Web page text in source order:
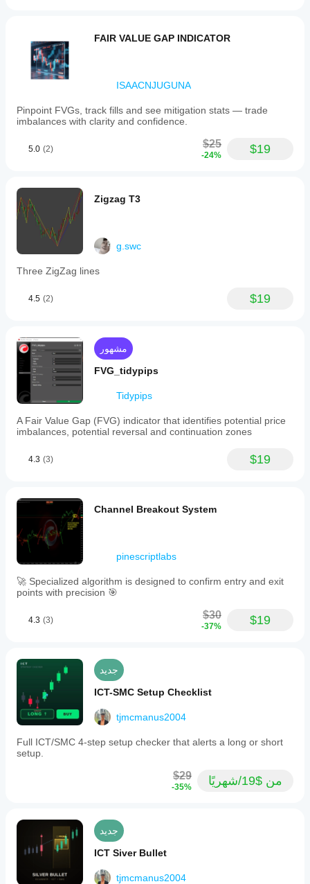
FAIR VALUE GAP INDICATOR
ISAACNJUGUNA
Pinpoint FVGs, track fills and see mitigation stats — trade
imbalances with clarity and confidence.
5.0 (2) $25
-24% $19
Zigzag T3
g.swc
Three ZigZag lines
4.5 (2) $19
مشهور
FVG_tidypips
Tidypips
A Fair Value Gap (FVG) indicator that identifies potential price
imbalances, potential reversal and continuation zones
4.3 (3) $19
Channel Breakout System
pinescriptlabs
🚀 Specialized algorithm is designed to confirm entry and exit
points with precision 🎯
4.3 (3) $30
-37% $19
جديد
ICT-SMC Setup Checklist
tjmcmanus2004
Full ICT/SMC 4-step setup checker that alerts a long or short
setup.
$29
-35% من $19/شهريًا
جديد
ICT Siver Bullet
tjmcmanus2004